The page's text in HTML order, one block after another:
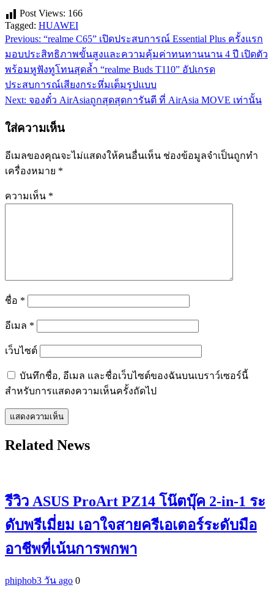
Post Views: 166
Tagged: HUAWEI
แนะแนว
เรื่อง
Previous: “realme C65” เปิดประสบการณ์ Essential Plus ครั้งแรก
มอบประสิทธิภาพขั้นสูงและความคุ้มค่าทนทานนาน 4 ปี เปิดตัว
พร้อมหูฟังทูโทนสุดล้ำ “realme Buds T110” อัปเกรด
ประสบการณ์เสียงกระหึ่มเต็มรูปแบบ
Next: จองตั๋ว AirAsiaถูกสุดสุดการันตี ที่ AirAsia MOVE เท่านั้น
ใส่ความเห็น
อีเมลของคุณจะไม่แสดงให้คนอื่นเห็น ช่องข้อมูลจำเป็นถูกทำ
เครื่องหมาย *
ความเห็น *
ชื่อ *
อีเมล *
เว็บไซต์
บันทึกชื่อ, อีเมล และชื่อเว็บไซต์ของฉันบนเบราว์เซอร์นี้
สำหรับการแสดงความเห็นครั้งถัดไป
Related News
รีวิว ASUS ProArt PZ14 โน๊ตบุ๊ค 2-in-1 ระ
ดับพรีเมี่ยม เอาใจสายครีเอเตอร์ระดับมือ
อาชีพที่เน้นการพกพา
phiphob3 วัน ago 0